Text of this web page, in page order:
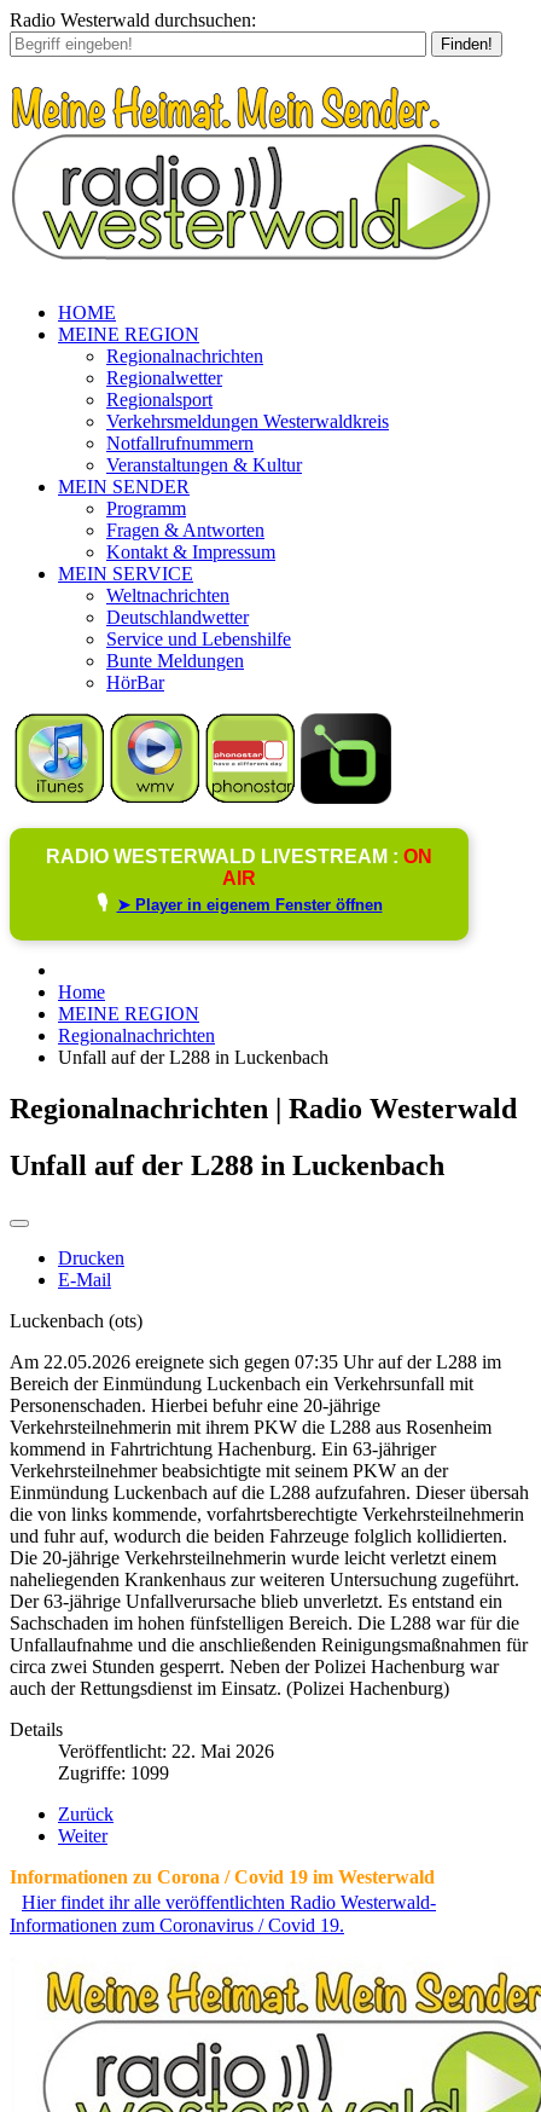
Radio Westerwald durchsuchen:
Finden!
HOME
MEINE REGION
Regionalnachrichten
Regionalwetter
Regionalsport
Verkehrsmeldungen Westerwaldkreis
Notfallrufnummern
Veranstaltungen & Kultur
MEIN SENDER
Programm
Fragen & Antworten
Kontakt & Impressum
MEIN SERVICE
Weltnachrichten
Deutschlandwetter
Service und Lebenshilfe
Bunte Meldungen
HörBar
RADIO WESTERWALD LIVESTREAM : ON
AIR
🎙️ ➤ Player in eigenem Fenster öffnen
Home
MEINE REGION
Regionalnachrichten
Unfall auf der L288 in Luckenbach
Regionalnachrichten | Radio Westerwald
Unfall auf der L288 in Luckenbach
Drucken
E-Mail
Luckenbach (ots)
Am 22.05.2026 ereignete sich gegen 07:35 Uhr auf der L288 im
Bereich der Einmündung Luckenbach ein Verkehrsunfall mit
Personenschaden. Hierbei befuhr eine 20-jährige
Verkehrsteilnehmerin mit ihrem PKW die L288 aus Rosenheim
kommend in Fahrtrichtung Hachenburg. Ein 63-jähriger
Verkehrsteilnehmer beabsichtigte mit seinem PKW an der
Einmündung Luckenbach auf die L288 aufzufahren. Dieser übersah
die von links kommende, vorfahrtsberechtigte Verkehrsteilnehmerin
und fuhr auf, wodurch die beiden Fahrzeuge folglich kollidierten.
Die 20-jährige Verkehrsteilnehmerin wurde leicht verletzt einem
naheliegenden Krankenhaus zur weiteren Untersuchung zugeführt.
Der 63-jährige Unfallverursache blieb unverletzt. Es entstand ein
Sachschaden im hohen fünfstelligen Bereich. Die L288 war für die
Unfallaufnahme und die anschließenden Reinigungsmaßnahmen für
circa zwei Stunden gesperrt. Neben der Polizei Hachenburg war
auch der Rettungsdienst im Einsatz. (Polizei Hachenburg)
Details
Veröffentlicht: 22. Mai 2026
Zugriffe: 1099
Zurück
Weiter
Informationen zu Corona / Covid 19 im Westerwald
Hier findet ihr alle veröffentlichten Radio Westerwald-
Informationen zum Coronavirus / Covid 19.